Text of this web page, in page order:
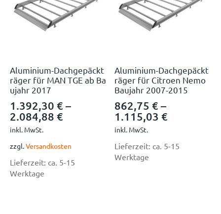
Aluminium-Dachgepäckt
räger für MAN TGE ab Ba
ujahr 2017
1.392,30 € –
2.084,88 €
inkl. MwSt.
zzgl.Versandkosten
Lieferzeit: ca. 5-15
Werktage
Aluminium-Dachgepäckt
räger für Citroen Nemo
Baujahr 2007-2015
862,75€ –
1.115,03€
inkl. MwSt.
Lieferzeit: ca. 5-15
Werktage